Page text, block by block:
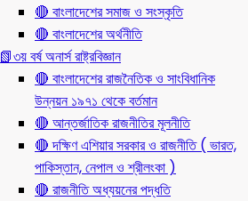
🔴 বাংলাদেশের সমাজ ও সংস্কৃতি
🔴 বাংলাদেশের অর্থনীতি
📗৩য় বর্ষ অনার্স রাষ্ট্রবিজ্ঞান
🔴 বাংলাদেশের রাজনৈতিক ও সাংবিধানিক
উন্নয়ন ১৯৭১ থেকে বর্তমান
🔴 আন্তর্জাতিক রাজনীতির মূলনীতি
🔴 দক্ষিণ এশিয়ার সরকার ও রাজনীতি ( ভারত,
পাকিস্তান, নেপাল ও শ্রীলংকা )
🔴 রাজনীতি অধ্যয়নের পদ্ধতি